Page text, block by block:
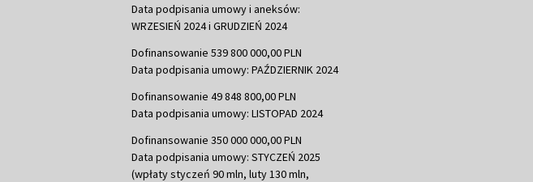
Data podpisania umowy i aneksów:
WRZESIEŃ 2024 i GRUDZIEŃ 2024
Dofinansowanie 539 800 000,00 PLN
Data podpisania umowy: PAŹDZIERNIK 2024
Dofinansowanie 49 848 800,00 PLN
Data podpisania umowy: LISTOPAD 2024
Dofinansowanie 350 000 000,00 PLN
Data podpisania umowy: STYCZEŃ 2025
(wpłaty styczeń 90 mln, luty 130 mln,